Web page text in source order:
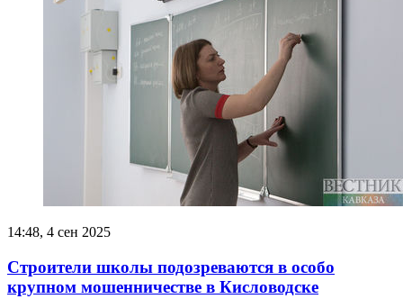
14:48, 4 сен 2025
Строители школы подозреваются в особо
крупном мошенничестве в Кисловодске